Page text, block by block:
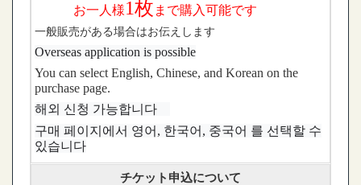
お一人様1枚 まで購入可能です
一般販売がある場合はお伝えします
Overseas application is possible
You can select English, Chinese, and Korean on the
purchase page.
해외 신청 가능합니다
구매 페이지에서 영어, 한국어, 중국어 를 선택할 수
있습니다
チケット申込について